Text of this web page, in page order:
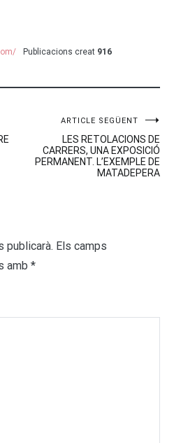
Publicacions creat 916
ARTICLE SEGÜENT
LES RETOLACIONS DE
CARRERS, UNA EXPOSICIÓ
PERMANENT. L’EXEMPLE DE
MATADEPERA
publicarà. Els camps
amb *